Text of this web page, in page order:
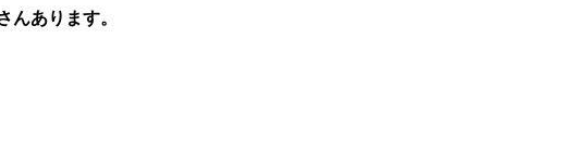
あります。